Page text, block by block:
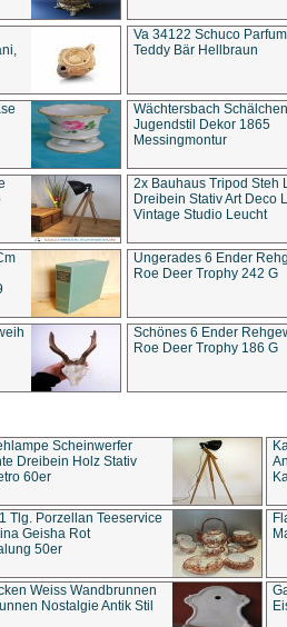
Va 34122 Schuco
Teddy Bär Hellbraun
Wächtersbach Schälchen
Jugendstil Dekor 1865
Messingmontur
2x Bauhaus Tripod Steh
Dreibein Stativ Art Deco
Vintage Studio Leucht
Ungerades 6 Ender
Roe Deer Trophy 242 G
Schönes 6 Ender
Roe Deer Trophy 186 G
Scheinwerfer
Dreibein Holz Stativ
60er
Tlg. Porzellan Teeservice
Geisha Rot
50er
Weiss Wandbrunnen
Nostalgie Antik Stil